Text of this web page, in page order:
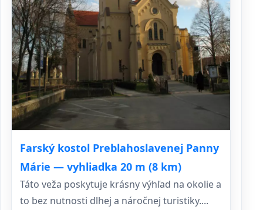
Farský kostol Preblahoslavenej Panny
Márie — vyhliadka 20 m (8 km)
Táto veža poskytuje krásny výhľad na okolie a
to bez nutnosti dlhej a náročnej turistiky....